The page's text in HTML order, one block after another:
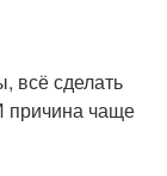
всё сделать
причина чаще